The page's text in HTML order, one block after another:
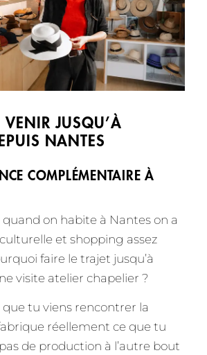
VENIR JUSQU’À
NANTES
COMPLÉMENTAIRE À
quand on habite à Nantes on a
et shopping assez
faire le trajet jusqu’à
visite atelier chapelier ?
que tu viens rencontrer la
réellement ce que tu
de production à l’autre bout